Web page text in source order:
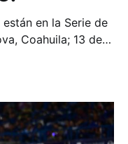
en la Serie de
de Tamaulipas y